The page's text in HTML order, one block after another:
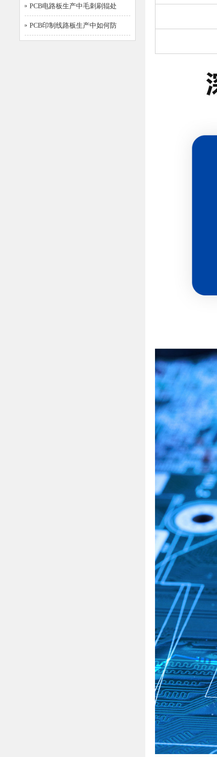
PCB电路板生产中毛刺刷辊处
PCB印制线路板生产中如何防